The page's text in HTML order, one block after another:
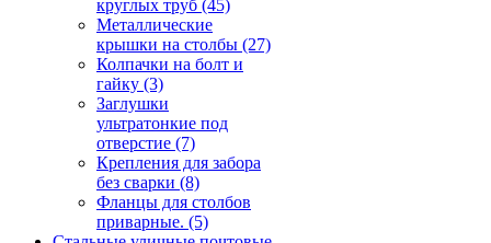
круглых труб (45)
Металлические
крышки на столбы (27)
Колпачки на болт и
гайку (3)
Заглушки
ультратонкие под
отверстие (7)
Крепления для забора
без сварки (8)
Фланцы для столбов
приварные. (5)